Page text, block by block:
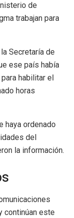
de
trabajan para
Secretaría de
ese país había
habilitar el
horas
haya ordenado
del
la información.
continúan este